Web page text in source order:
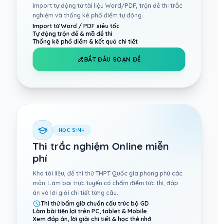
import tự động từ tài liệu Word/PDF, trộn đề thi trắc
nghiệm và thống kê phổ điểm tự động.
Import từ Word / PDF siêu tốc
Tự động trộn đề & mã đề thi
Thống kê phổ điểm & kết quả chi tiết
BẮT ĐẦU SOẠN ĐỀ
HỌC SINH
Thi trắc nghiệm Online miễn
phí
Kho tài liệu, đề thi thử THPT Quốc gia phong phú các
môn. Làm bài trực tuyến có chấm điểm tức thì, đáp
án và lời giải chi tiết từng câu.
Thi thử bấm giờ chuẩn cấu trúc bộ GD
Làm bài tiện lợi trên PC, tablet & Mobile
Xem đáp án, lời giải chi tiết & học thẻ nhớ